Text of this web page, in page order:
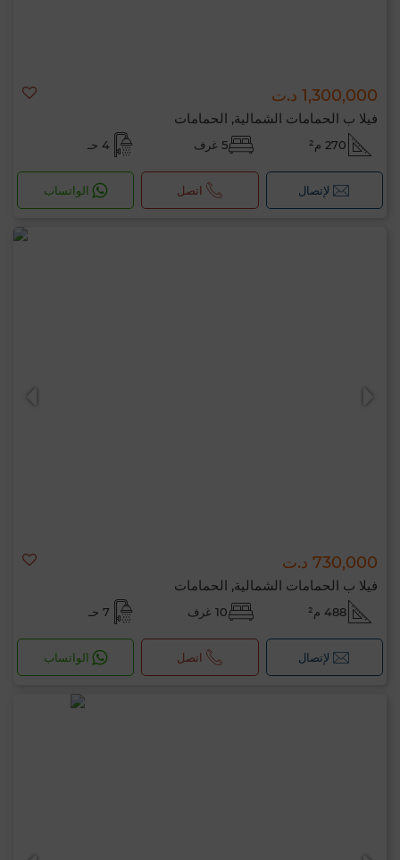
1,300,000 د.ت
فيلا ب الحمامات الشمالية, الحمامات
270 م² 5 غرف 4 حـ
لإتصال اتصل الواتساب
730,000 د.ت
فيلا ب الحمامات الشمالية, الحمامات
488 م² 10 غرف 7 حـ
لإتصال اتصل الواتساب